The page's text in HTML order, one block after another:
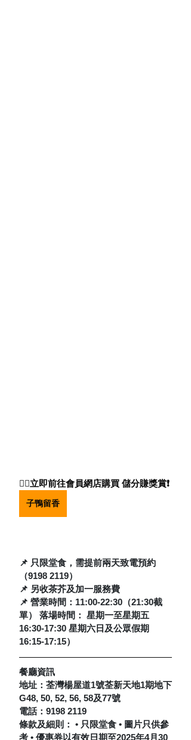
👇🏻立即前往會員網店購買 儲分賺獎賞❗️
子鴨留香
📌 只限堂食，需提前兩天致電預約
（9198 2119）
📌 另收茶芥及加一服務費
📌 營業時間：11:00-22:30（21:30截
單） 落場時間： 星期一至星期五
16:30-17:30 星期六日及公眾假期
16:15-17:15）
餐廳資訊
地址：荃灣楊屋道1號荃新天地1期地下
G48, 50, 52, 56, 58及77號
電話：9198 2119
條款及細則： • 只限堂食 • 圖片只供參
考 • 優惠券以有效日期至2025年4月30